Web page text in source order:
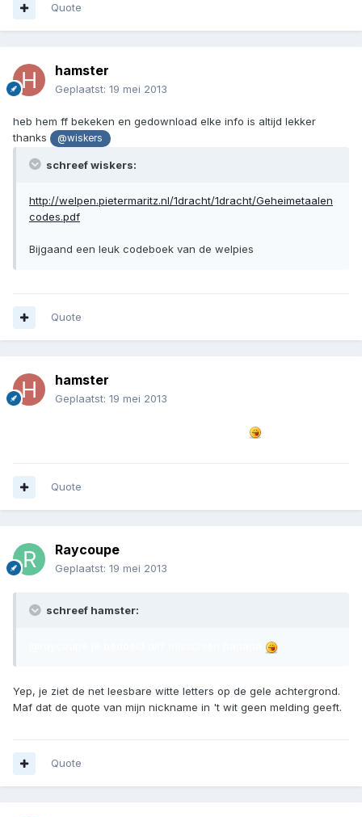
Quote
hamster
Geplaatst: 19 mei 2013
heb hem ff bekeken en gedownload elke info is altijd lekker
thanks
@wiskers
schreef wiskers:
http://welpen.pietermaritz.nl/1dracht/1dracht/Geheimetaalen
codes.pdf
Bijgaand een leuk codeboek van de welpies
Quote
hamster
Geplaatst: 19 mei 2013
Quote
Raycoupe
Geplaatst: 19 mei 2013
schreef hamster:
Yep, je ziet de net leesbare witte letters op de gele achtergrond.
Maf dat de quote van mijn nickname in 't wit geen melding geeft.
Quote